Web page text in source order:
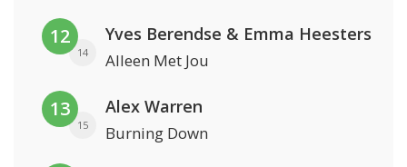
12
14
Yves Berendse & Emma Heesters
Alleen Met Jou
13
15
Alex Warren
Burning Down